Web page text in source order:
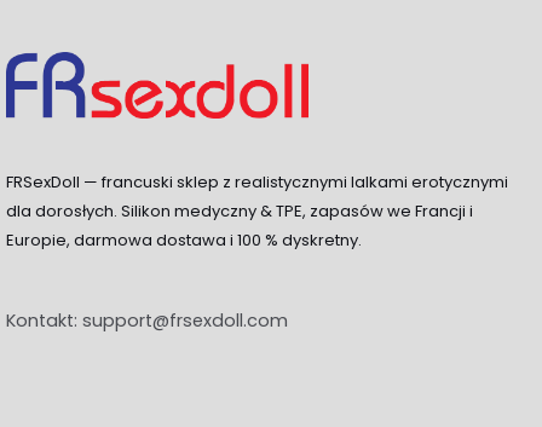
FRSexDoll — francuski sklep z realistycznymi lalkami erotycznymi
dla dorosłych. Silikon medyczny & TPE, zapasów we Francji i
Europie, darmowa dostawa i 100 % dyskretny.
Kontakt: support@frsexdoll.com